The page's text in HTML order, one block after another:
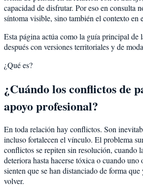
capacidad de disfrutar. Por eso en consulta
síntoma visible, sino también el contexto en
Esta página actúa como la guía principal de
después con versiones territoriales y de
¿Qué es?
¿Cuándo los conflictos de
apoyo profesional?
En toda relación hay conflictos. Son
incluso fortalecen el vínculo. El problema
conflictos se repiten sin resolución, cuando
deteriora hasta hacerse tóxica o cuando uno
sienten que se han distanciado de forma
volver.